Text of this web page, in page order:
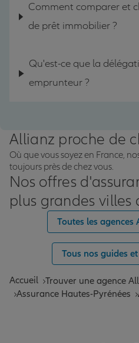
Comment comparer et
de prêt immobilier ?
Qu'est-ce que la
emprunteur ?
Allianz proche de
Où que vous soyez en France,
toujours près de chez vous.
Nos offres
plus grandes villes
Toutes les agences
Tous nos guides
Accueil Trouver une agence
Assurance Hautes-Pyrénées